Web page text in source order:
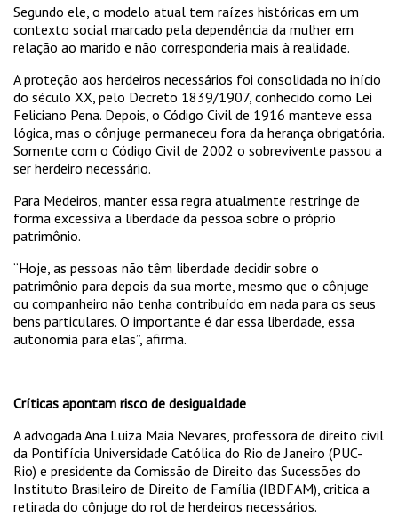
Segundo ele, o modelo atual tem raízes históricas em um
contexto social marcado pela dependência da mulher em
relação ao marido e não corresponderia mais à realidade.
A proteção aos herdeiros necessários foi consolidada no início
do século XX, pelo Decreto 1839/1907, conhecido como Lei
Feliciano Pena. Depois, o Código Civil de 1916 manteve essa
lógica, mas o cônjuge permaneceu fora da herança obrigatória.
Somente com o Código Civil de 2002 o sobrevivente passou a
ser herdeiro necessário.
Para Medeiros, manter essa regra atualmente restringe de
forma excessiva a liberdade da pessoa sobre o próprio
patrimônio.
“Hoje, as pessoas não têm liberdade decidir sobre o
patrimônio para depois da sua morte, mesmo que o cônjuge
ou companheiro não tenha contribuído em nada para os seus
bens particulares. O importante é dar essa liberdade, essa
autonomia para elas”, afirma.
Críticas apontam risco de desigualdade
A advogada Ana Luiza Maia Nevares, professora de direito civil
da Pontifícia Universidade Católica do Rio de Janeiro (PUC-
Rio) e presidente da Comissão de Direito das Sucessões do
Instituto Brasileiro de Direito de Família (IBDFAM), critica a
retirada do cônjuge do rol de herdeiros necessários.